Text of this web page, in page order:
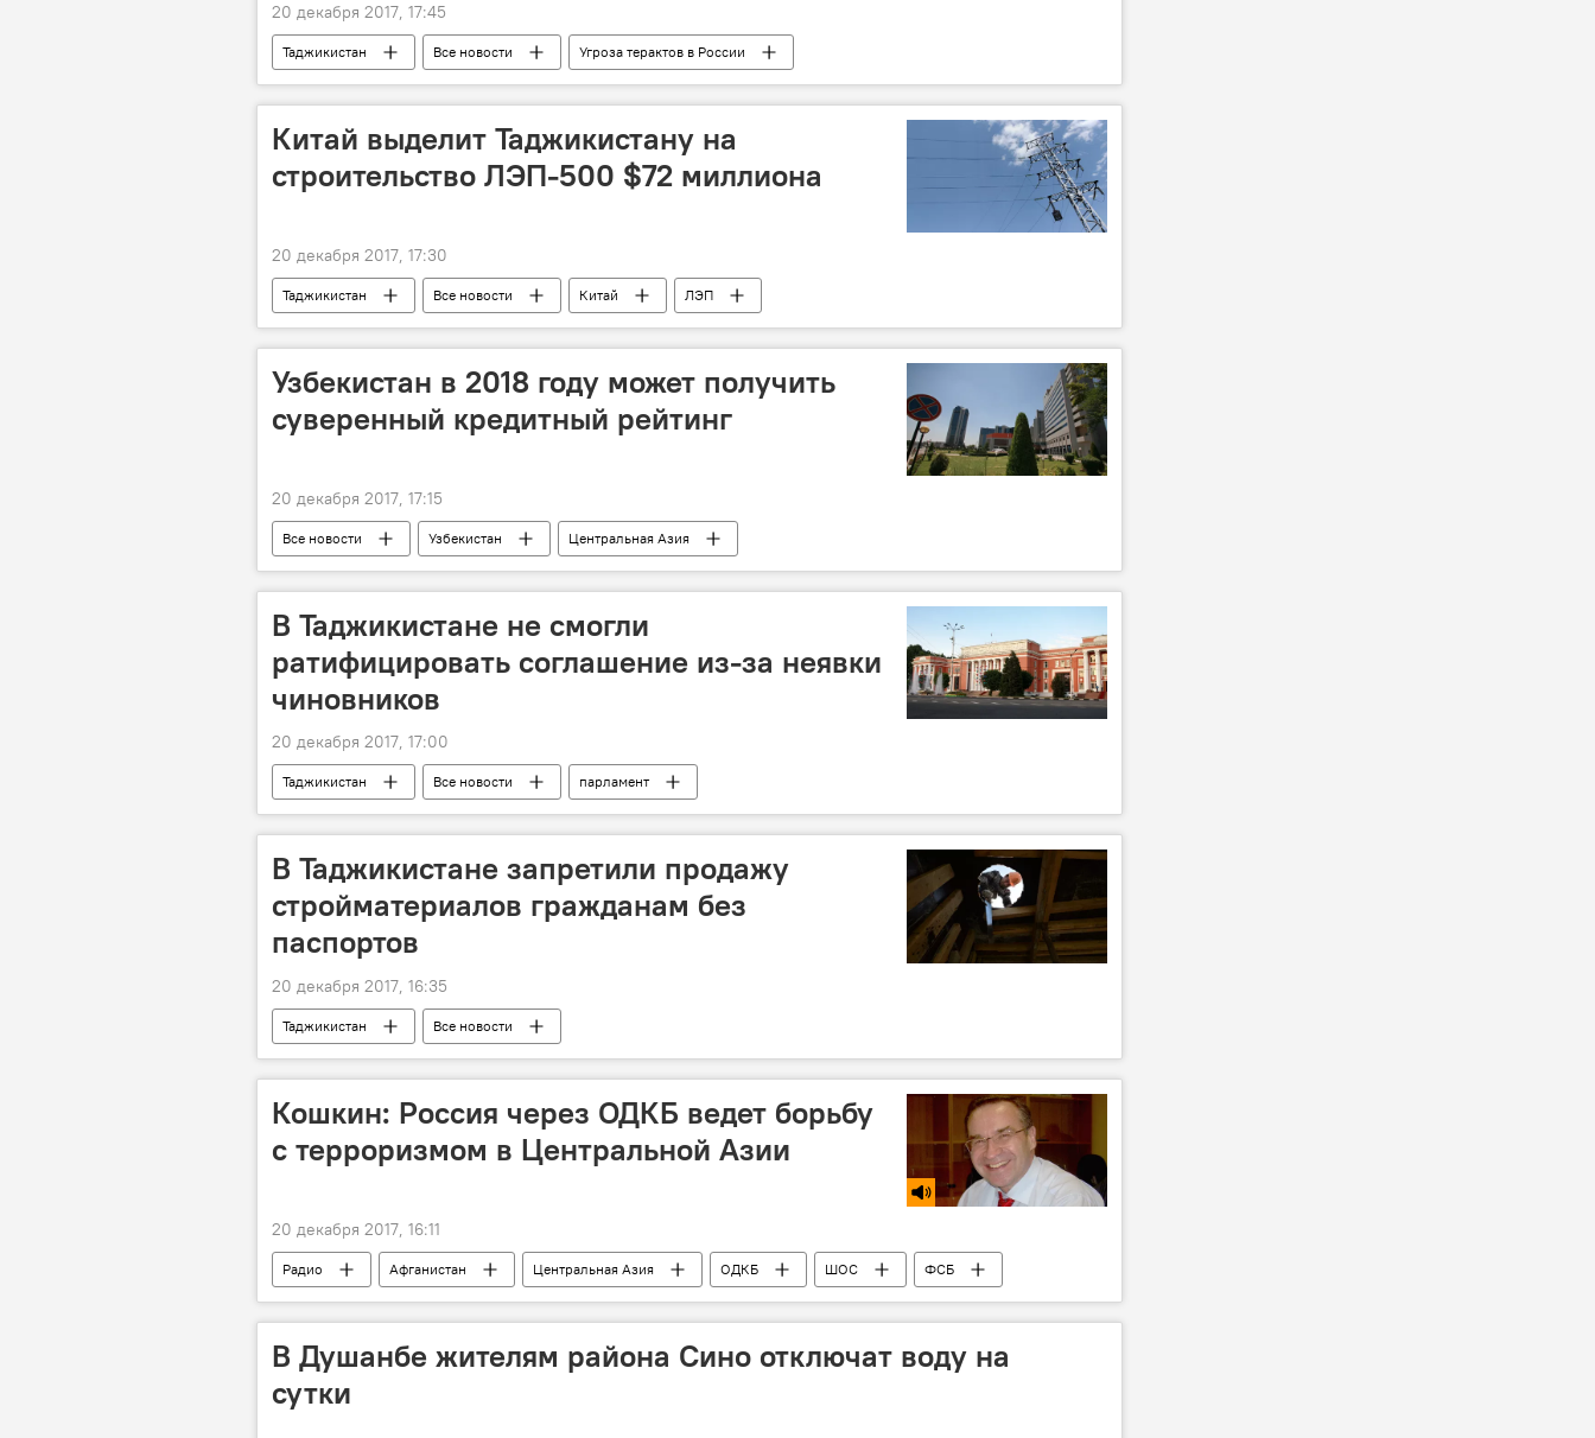
20 декабря 2017, 17:45
Таджикистан Все новости Угроза терактов в России
Китай выделит Таджикистану на
строительство ЛЭП-500 $72 миллиона
20 декабря 2017, 17:30
Таджикистан Все новости Китай ЛЭП
Узбекистан в 2018 году может получить
суверенный кредитный рейтинг
20 декабря 2017, 17:15
Все новости Узбекистан Центральная Азия
В Таджикистане не смогли
ратифицировать соглашение из-за неявки
чиновников
20 декабря 2017, 17:00
Таджикистан Все новости парламент
В Таджикистане запретили продажу
стройматериалов гражданам без
паспортов
20 декабря 2017, 16:35
Таджикистан Все новости
Кошкин: Россия через ОДКБ ведет борьбу
с терроризмом в Центральной Азии
20 декабря 2017, 16:11
Радио Афганистан Центральная Азия ОДКБ ШОС
ФСБ
СНГ
Росгвардия безопасность терроризм Россия
В Душанбе жителям района Сино отключат воду на
сутки